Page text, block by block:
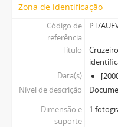
Zona de identificação
Código de
referência
PT/
Título
Data(s)
Nível de descrição
Dimensão e
suporte
1